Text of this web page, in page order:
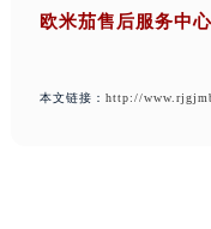
欧米茄售后服务中心
本文链接： http://